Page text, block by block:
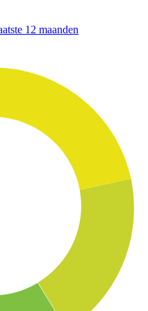
12 maanden